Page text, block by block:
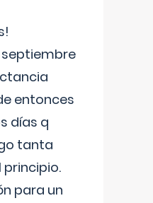
septiembre
entonces
días q
tanta
para un